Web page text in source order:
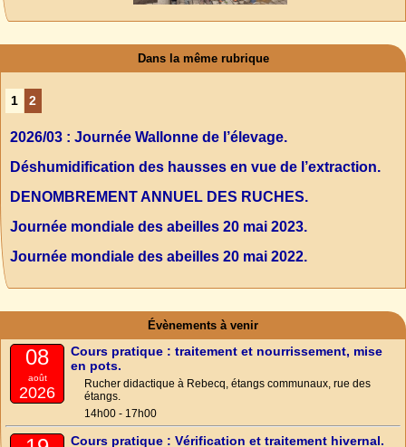
Dans la même rubrique
1 2
2026/03 : Journée Wallonne de l’élevage.
Déshumidification des hausses en vue de l’extraction.
DENOMBREMENT ANNUEL DES RUCHES.
Journée mondiale des abeilles 20 mai 2023.
Journée mondiale des abeilles 20 mai 2022.
Évènements à venir
08
août
2026
Cours pratique : traitement et nourrissement, mise
en pots.
Rucher didactique à Rebecq, étangs communaux, rue des
étangs.
14h00 - 17h00
Cours pratique : Vérification et traitement hivernal.